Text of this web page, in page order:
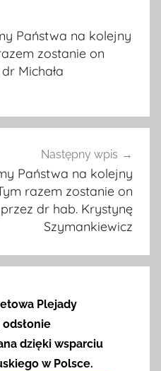
Państwa na kolejny
zostanie on
Michała
Następny wpis
Państwa na kolejny
razem zostanie on
dr hab. Krystynę
Szymankiewicz
Plejady
dzięki wsparciu
w Polsce.